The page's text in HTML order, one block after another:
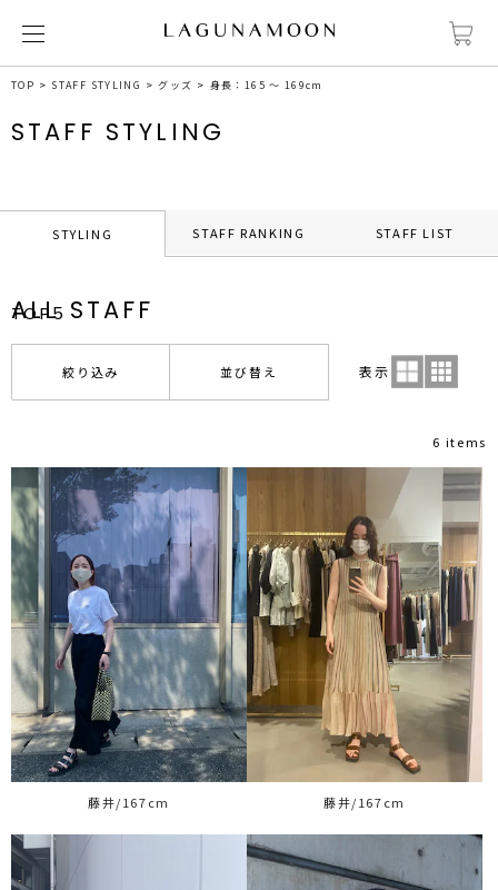
TOP STAFF STYLING グッズ 身長：165 ～ 169cm
STAFF STYLING
STYLING STAFF RANKING STAFF LIST
TOP5
ALL STAFF
絞り込み 並び替え 表示
6 items
藤井/167cm 藤井/167cm